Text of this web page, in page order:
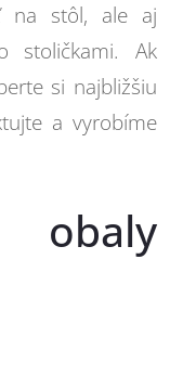
na stôl, ale aj
stoličkami. Ak
si najbližšiu
a vyrobíme
obaly